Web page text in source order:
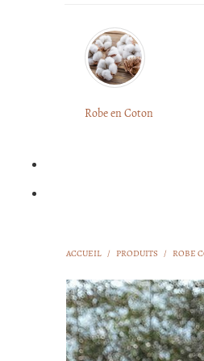
Robe en Coton
ACCUEIL / PRODUITS / ROBE